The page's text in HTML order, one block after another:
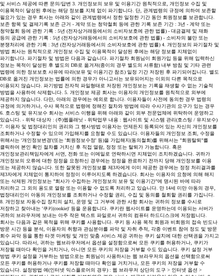
및 서비스 제공에 따른 문의/답변 3. 개인정보의 보유 및 이용기간 원칙적으로, 개인정보 수집 및
이용목적이 달성된 후에는 해당 정보를 지체 없이 파기합니다. 단, 관계법령의 규정에 의하여 보존할
필요가 있는 경우 회사는 아래와 같이 관계법령에서 정한 일정한 기간 동안 회원정보를 보관합니다.
보존 항목 및 결제기록 보존 근거 - 계약 또는 청약철회 등에 관한 기록 보존 기간 : 3년 - 계약 또는
청약철회 등에 관한 기록 : 5년 (전자상거래등에서의 소비자보호에 관한 법률) - 대금결제 및 재화
등의 공급에 관한 기록 : 5년 (전자상거래등에서의 소비자보호에 관한 법률) - 소비자의 불만 또는
분쟁처리에 관한 기록 : 3년 (전자상거래등에서의 소비자보호에 관한 법률) 4. 개인정보의 파기절차 및
방법 회사는 원칙적으로 개인정보 수집 및 이용목적이 달성된 후에는 해당 정보를 지체없이
파기합니다. 파기절차 및 방법은 다음과 같습니다. 파기절차 회원님이 회원가입 등을 위해 입력하신
정보는 목적이 달성된 후 별도의 DB로 옮겨져(종이의 경우 별도의 서류함) 내부 방침 및 기타 관련
법령에 의한 정보보호 사유에 따라(보유 및 이용기간 참조) 일정 기간 저장된 후 파기되어집니다. 별도
DB로 옮겨진 개인정보는 법률에 의한 경우가 아니고서는 보유되어지는 이외의 다른 목적으로
이용되지 않습니다. 파기방법 전자적 파일형태로 저장된 개인정보는 기록을 재생할 수 없는 기술적
방법을 사용하여 삭제합니다. 5. 개인정보 제공 회사는 이용자의 개인정보를 원칙적으로 외부에
제공하지 않습니다. 다만, 아래의 경우에는 예외로 합니다. 이용자들이 사전에 동의한 경우 법령의
규정에 의거하거나, 수사 목적으로 법령에 정해진 절차와 방법에 따라 수사기관의 요구가 있는 경우
6. 호스팅 및 유지보수 회사는 서비스 이행을 위해 아래와 같이 외부 전문업체에 위탁하여 운영하고
있습니다. - 위탁 대상자 : (주)웹플래닛 - 위탁업무 내용 : 웹사이트 및 시스템 관리(호스팅 / 유지보수)
7. 이용자 및 법정대리인의 권리와 그 행사방법 이용자는 언제든지 등록되어 있는 자신의 개인정보를
조회하거나 수정할 수 있으며 가입해지를 요청할 수도 있습니다. 이용자들의 개인정보 조회, 수정을
위해서는 '개인정보변경'(또는 '회원정보수정' 등)을 가입해지(동의철회)를 위해서는 "회원탈퇴"를
클릭하여 본인 확인 절차를 거치신 후 직접 열람, 정정 또는 탈퇴가 가능합니다. 혹은
개인정보관리책임자에게 서면, 전화 또는 이메일로 연락하시면 지체없이 조치하겠습니다. 귀하가
개인정보의 오류에 대한 정정을 요청하신 경우에는 정정을 완료하기 전까지 당해 개인정보를 이용
또는 제공하지 않습니다. 또한 잘못된 개인정보를 제3자에게 이미 제공한 경우에는 정정 처리결과를
제3자에게 지체없이 통지하여 정정이 이루어지도록 하겠습니다. 회사는 이용자의 요청에 의해 해지
또는 삭제된 개인정보는 "회사가 수집하는 개인정보의 보유 및 이용기간"에 명시된 바에 따라
처리하고 그 외의 용도로 열람 또는 이용할 수 없도록 처리하고 있습니다. 만 14세 미만 아동의 경우,
법정대리인이 아동의 개인정보를 조회하거나 수정할 권리, 수집 및 동의를 철회할 권리를 가집니다.
8. 개인정보 자동수집 장치의 설치, 운영 및 그 거부에 관한 사항 회사는 귀하의 정보를 수시로
저장하고 찾아내는 '쿠키(cookie)' 등을 운용합니다. 쿠키란 웹사이트를 운영하는데 이용되는 서버가
귀하의 브라우저에 보내는 아주 작은 텍스트 파일로서 귀하의 컴퓨터 하드디스크에 저장됩니다.
회사는 다음과 같은 목적을 위해 쿠키를 사용합니다. 쿠키 등 사용 목적 회원과 비회원의 접속 빈도나
방문 시간 등을 분석, 이용자의 취향과 관심분야를 파악 및 자취 추적, 각종 이벤트 참여 정도 및 방문
회수 파악 등을 통한 타겟 마케팅 및 개인 맞춤 서비스 제공 귀하는 쿠키 설치에 대한 선택권을 가지고
있습니다. 따라서, 귀하는 웹브라우저에서 옵션을 설정함으로써 모든 쿠키를 허용하거나, 쿠키가
저장될 때마다 확인을 거치거나, 아니면 모든 쿠키의 저장을 거부할 수도 있습니다. 쿠키 설정 거부
방법 쿠키 설정을 거부하는 방법으로는 회원님이 사용하시는 웹 브라우저의 옵션을 선택함으로써
모든 쿠키를 허용하거나 쿠키를 저장할 때마다 확인을 거치거나, 모든 쿠키의 저장을 거부할 수
있습니다. 설정방법 예(인터넷 익스플로어의 경우) : 웹 브라우저 상단의 도구 > 인터넷 옵션 >